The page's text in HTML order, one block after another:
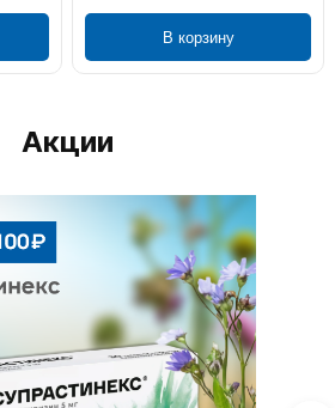
В корзину
Акции